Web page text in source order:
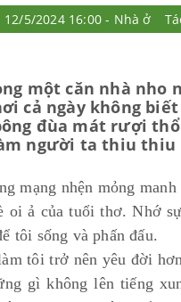
12/5/2024 16:00 - Nhà ở
một căn nhà nho
cả ngày không
đùa mát rượi
người ta thiu thiu
mạng nhện mỏng
oi ả của tuổi thơ. Nhớ
tôi sống và phấn đấu.
tôi trở nên yêu đời
gì không lên tiếng